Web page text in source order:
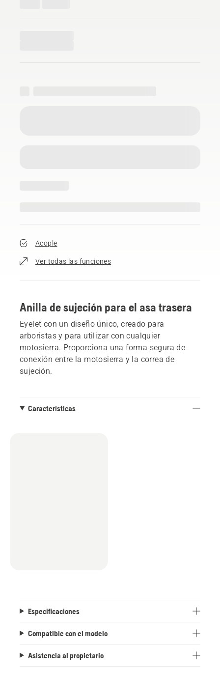
Acople
Ver todas las funciones
Anilla de sujeción para el asa trasera
Eyelet con un diseño único, creado para
arboristas y para utilizar con cualquier
motosierra. Proporciona una forma segura de
conexión entre la motosierra y la correa de
sujeción.
Características
Especificaciones
Compatible con el modelo
Asistencia al propietario